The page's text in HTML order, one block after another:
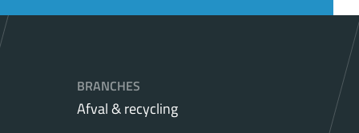
BRANCHES
Afval & recycling